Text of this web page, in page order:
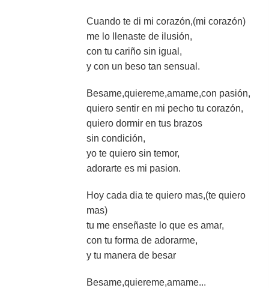
Cuando te di mi corazón,(mi corazón)
me lo llenaste de ilusión,
con tu cariño sin igual,
y con un beso tan sensual.
Besame,quiereme,amame,con pasión,
quiero sentir en mi pecho tu corazón,
quiero dormir en tus brazos
sin condición,
yo te quiero sin temor,
adorarte es mi pasion.
Hoy cada dia te quiero mas,(te quiero
mas)
tu me enseñaste lo que es amar,
con tu forma de adorarme,
y tu manera de besar
Besame,quiereme,amame...